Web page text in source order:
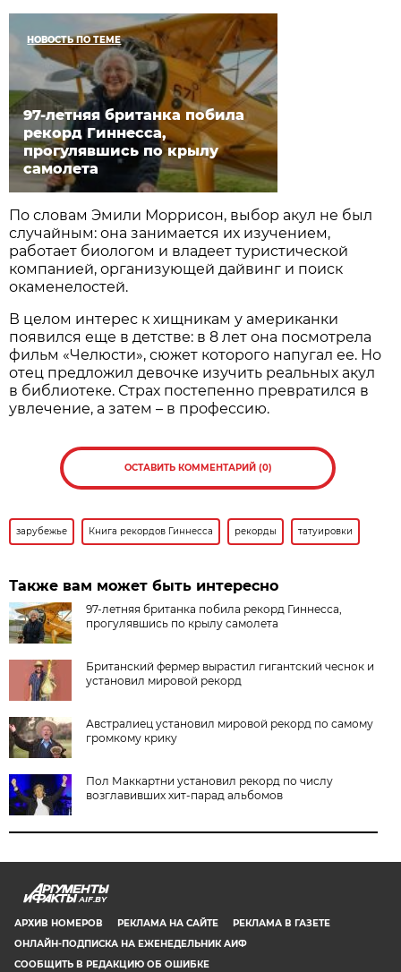
НОВОСТЬ ПО ТЕМЕ
97-летняя британка побила
рекорд Гиннесса,
прогулявшись по крылу
самолета
По словам Эмили Моррисон, выбор акул не был
случайным: она занимается их изучением,
работает биологом и владеет туристической
компанией, организующей дайвинг и поиск
окаменелостей.
В целом интерес к хищникам у американки
появился еще в детстве: в 8 лет она посмотрела
фильм «Челюсти», сюжет которого напугал ее. Но
отец предложил девочке изучить реальных акул
в библиотеке. Страх постепенно превратился в
увлечение, а затем – в профессию.
ОСТАВИТЬ КОММЕНТАРИЙ (0)
зарубежье Книга рекордов Гиннесса рекорды татуировки
Также вам может быть интересно
97-летняя британка побила рекорд Гиннесса,
прогулявшись по крылу самолета
Британский фермер вырастил гигантский чеснок и
установил мировой рекорд
Австралиец установил мировой рекорд по самому
громкому крику
Пол Маккартни установил рекорд по числу
возглавивших хит-парад альбомов
AIF.BY
АРХИВ НОМЕРОВ РЕКЛАМА НА САЙТЕ
РЕКЛАМА В ГАЗЕТЕ
ОНЛАЙН-ПОДПИСКА НА ЕЖЕНЕДЕЛЬНИК АИФ
СООБЩИТЬ В РЕДАКЦИЮ ОБ ОШИБКЕ